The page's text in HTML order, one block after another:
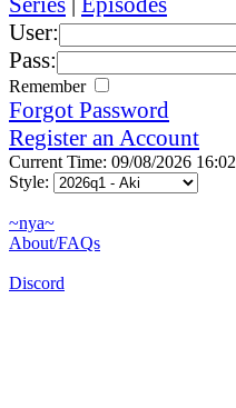
User:
Pass:
Remember
Forgot Password
Register an Account
Current Time: 09/08/2026 16:02
Style:
~nya~
About/FAQs
Discord